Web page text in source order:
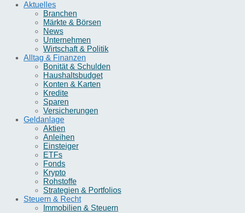
Aktuelles
Branchen
Märkte & Börsen
News
Unternehmen
Wirtschaft & Politik
Alltag & Finanzen
Bonität & Schulden
Haushaltsbudget
Konten & Karten
Kredite
Sparen
Versicherungen
Geldanlage
Aktien
Anleihen
Einsteiger
ETFs
Fonds
Krypto
Rohstoffe
Strategien & Portfolios
Steuern & Recht
Immobilien & Steuern